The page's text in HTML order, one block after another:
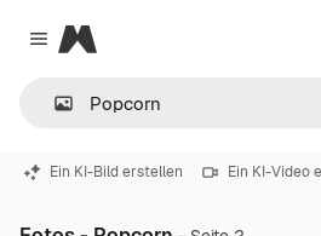
Close menu
Magnific
Ein KI-Bild erstellen Ein KI-Video